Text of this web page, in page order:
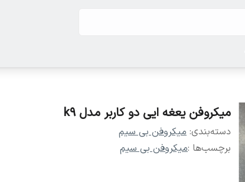
میکروفن یعغه ایی دو کاربر مدل k9
دسته‌بندی: میکروفن بی سیم
برچسب‌ها :میکروفن بی سیم